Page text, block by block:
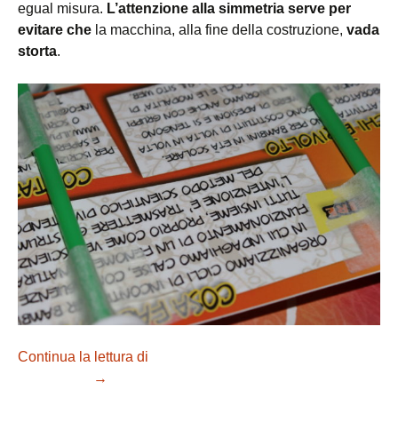
egual misura. L’attenzione alla simmetria serve per
evitare che la macchina, alla fine della costruzione, vada
storta.
Continua la lettura di
→